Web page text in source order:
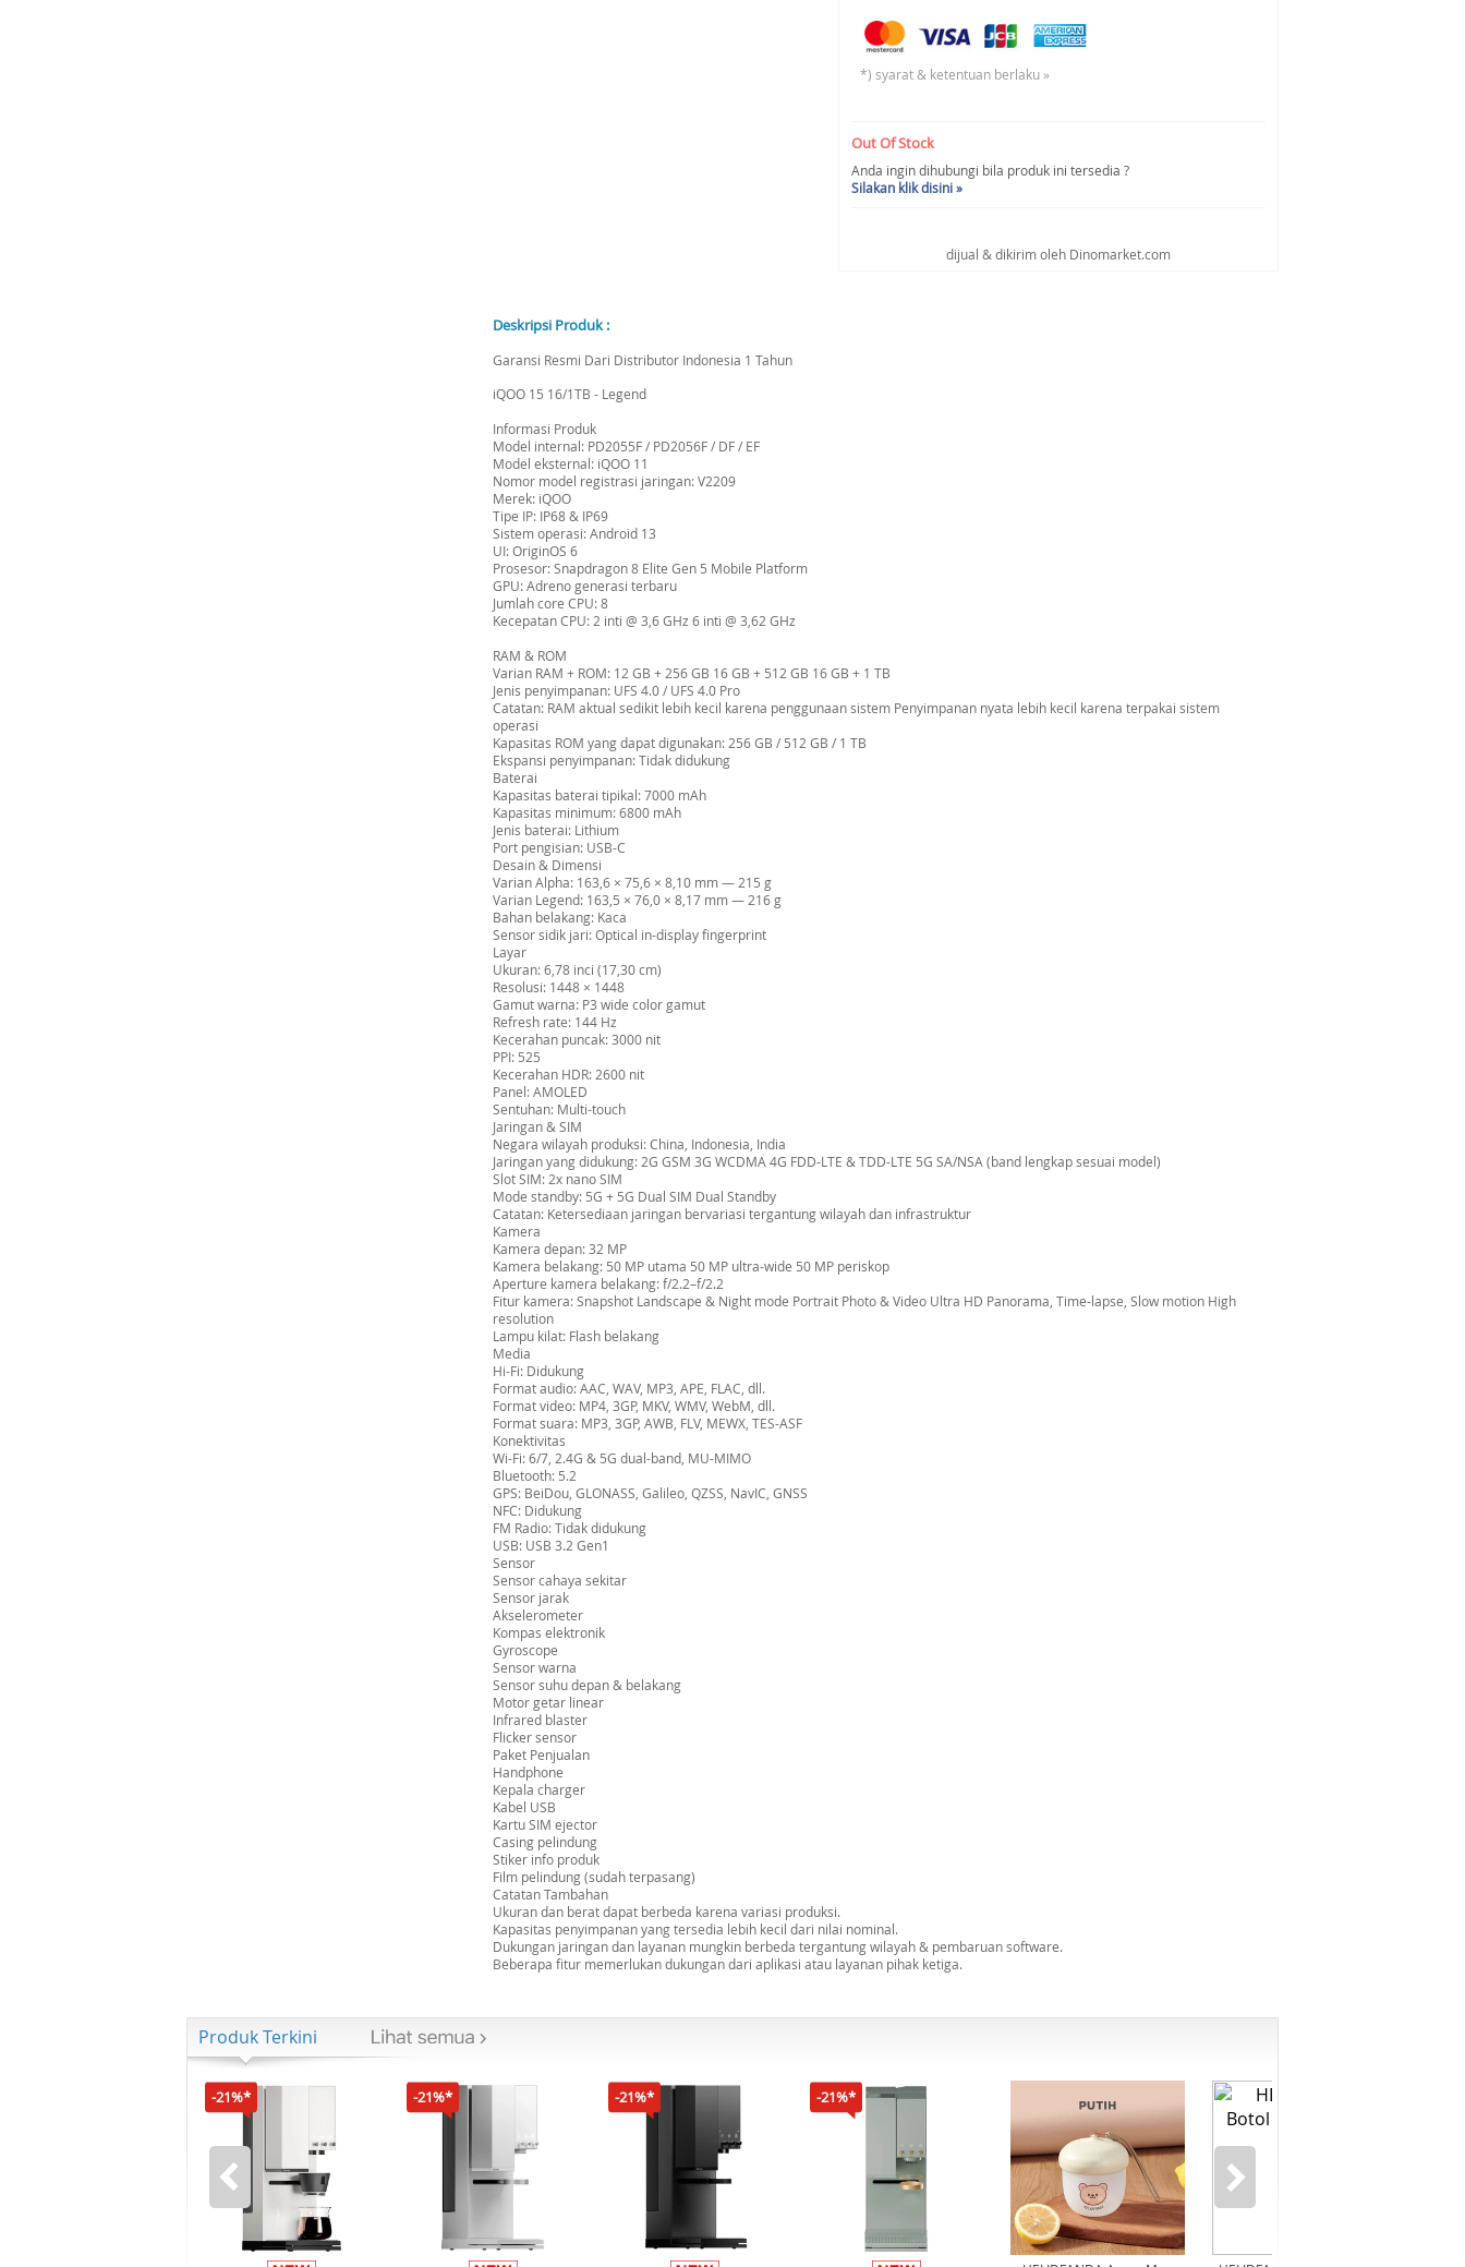
*) syarat & ketentuan berlaku »
Out Of Stock
Anda ingin dihubungi bila produk ini tersedia ?
Silakan klik disini »
dijual & dikirim oleh Dinomarket.com
Deskripsi Produk :
Garansi Resmi Dari Distributor Indonesia 1 Tahun
iQOO 15 16/1TB - Legend
Informasi Produk
Model internal: PD2055F / PD2056F / DF / EF
Model eksternal: iQOO 11
Nomor model registrasi jaringan: V2209
Merek: iQOO
Tipe IP: IP68 & IP69
Sistem operasi: Android 13
UI: OriginOS 6
Prosesor: Snapdragon 8 Elite Gen 5 Mobile Platform
GPU: Adreno generasi terbaru
Jumlah core CPU: 8
Kecepatan CPU: 2 inti @ 3,6 GHz 6 inti @ 3,62 GHz
RAM & ROM
Varian RAM + ROM: 12 GB + 256 GB 16 GB + 512 GB 16 GB + 1 TB
Jenis penyimpanan: UFS 4.0 / UFS 4.0 Pro
Catatan: RAM aktual sedikit lebih kecil karena penggunaan sistem Penyimpanan nyata lebih kecil karena terpakai sistem
operasi
Kapasitas ROM yang dapat digunakan: 256 GB / 512 GB / 1 TB
Ekspansi penyimpanan: Tidak didukung
Baterai
Kapasitas baterai tipikal: 7000 mAh
Kapasitas minimum: 6800 mAh
Jenis baterai: Lithium
Port pengisian: USB-C
Desain & Dimensi
Varian Alpha: 163,6 × 75,6 × 8,10 mm — 215 g
Varian Legend: 163,5 × 76,0 × 8,17 mm — 216 g
Bahan belakang: Kaca
Sensor sidik jari: Optical in-display fingerprint
Layar
Ukuran: 6,78 inci (17,30 cm)
Resolusi: 1448 × 1448
Gamut warna: P3 wide color gamut
Refresh rate: 144 Hz
Kecerahan puncak: 3000 nit
PPI: 525
Kecerahan HDR: 2600 nit
Panel: AMOLED
Sentuhan: Multi-touch
Jaringan & SIM
Negara wilayah produksi: China, Indonesia, India
Jaringan yang didukung: 2G GSM 3G WCDMA 4G FDD-LTE & TDD-LTE 5G SA/NSA (band lengkap sesuai model)
Slot SIM: 2x nano SIM
Mode standby: 5G + 5G Dual SIM Dual Standby
Catatan: Ketersediaan jaringan bervariasi tergantung wilayah dan infrastruktur
Kamera
Kamera depan: 32 MP
Kamera belakang: 50 MP utama 50 MP ultra-wide 50 MP periskop
Aperture kamera belakang: f/2.2–f/2.2
Fitur kamera: Snapshot Landscape & Night mode Portrait Photo & Video Ultra HD Panorama, Time-lapse, Slow motion High
resolution
Lampu kilat: Flash belakang
Media
Hi-Fi: Didukung
Format audio: AAC, WAV, MP3, APE, FLAC, dll.
Format video: MP4, 3GP, MKV, WMV, WebM, dll.
Format suara: MP3, 3GP, AWB, FLV, MEWX, TES-ASF
Konektivitas
Wi-Fi: 6/7, 2.4G & 5G dual-band, MU-MIMO
Bluetooth: 5.2
GPS: BeiDou, GLONASS, Galileo, QZSS, NavIC, GNSS
NFC: Didukung
FM Radio: Tidak didukung
USB: USB 3.2 Gen1
Sensor
Sensor cahaya sekitar
Sensor jarak
Akselerometer
Kompas elektronik
Gyroscope
Sensor warna
Sensor suhu depan & belakang
Motor getar linear
Infrared blaster
Flicker sensor
Paket Penjualan
Handphone
Kepala charger
Kabel USB
Kartu SIM ejector
Casing pelindung
Stiker info produk
Film pelindung (sudah terpasang)
Catatan Tambahan
Ukuran dan berat dapat berbeda karena variasi produksi.
Kapasitas penyimpanan yang tersedia lebih kecil dari nilai nominal.
Dukungan jaringan dan layanan mungkin berbeda tergantung wilayah & pembaruan software.
Beberapa fitur memerlukan dukungan dari aplikasi atau layanan pihak ketiga.
Produk Terkini
-21%* -21%* -21%* -21%*